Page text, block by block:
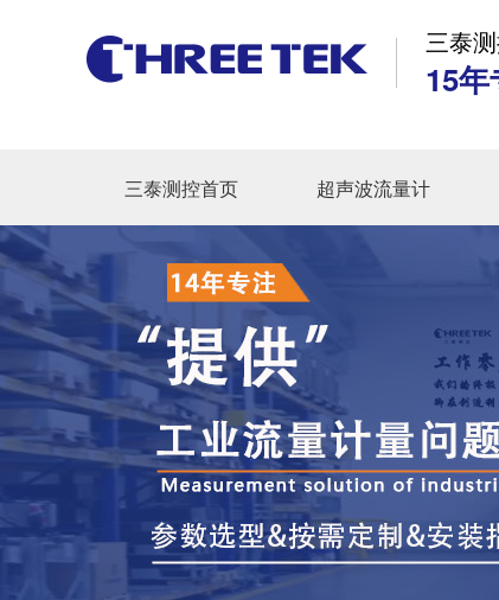
三泰
15
三泰测控首页 超声波流量计